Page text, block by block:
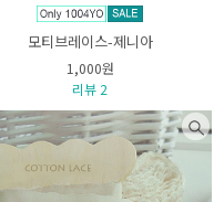
모티브레이스-제니아
1,000원
리뷰 2